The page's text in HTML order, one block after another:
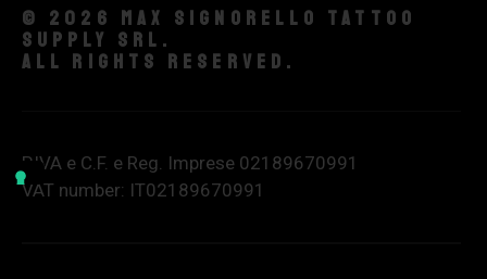
© 2026 Max Signorello Tattoo
supply srl.
All rights reserved.
P.IVA e C.F. e Reg. Imprese 02189670991
VAT number: IT02189670991